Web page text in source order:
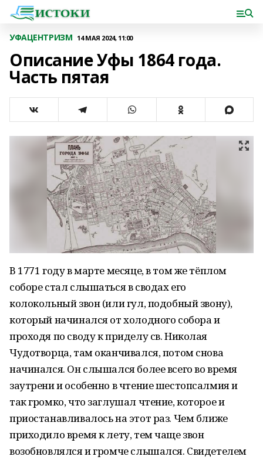
УФАЦЕНТРИЗМ 14 МАЯ 2024, 11:00
Описание Уфы 1864 года.
Часть пятая
В 1771 году в марте месяце, в том же тёплом
соборе стал слышаться в сводах его
колокольный звон (или гул, подобный звону),
который начинался от холодного собора и
проходя по своду к приделу св. Николая
Чудотворца, там оканчивался, потом снова
начинался. Он слышался более всего во время
заутрени и особенно в чтение шестопсалмия и
так громко, что заглушал чтение, которое и
приостанавливалось на этот раз. Чем ближе
приходило время к лету, тем чаще звон
возобновлялся и громче слышался. Свидетелем